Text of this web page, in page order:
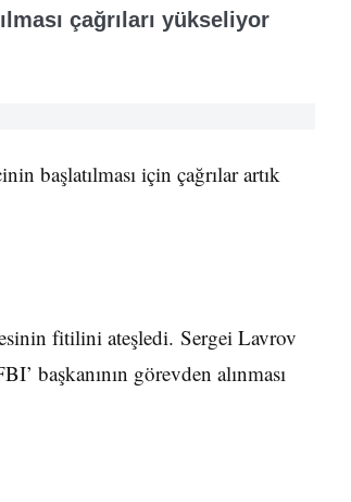
çağrıları yükseliyor
başlatılması için çağrılar artık
fitilini ateşledi. Sergei Lavrov
başkanının görevden alınması